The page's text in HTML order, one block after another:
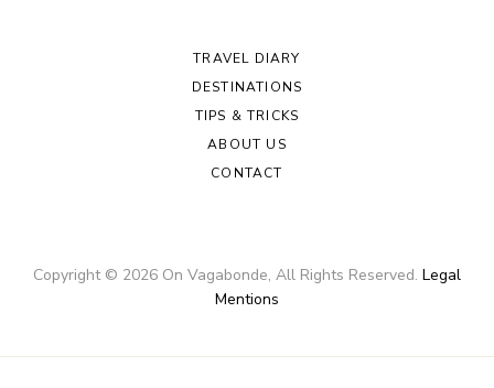
TRAVEL DIARY
DESTINATIONS
TIPS & TRICKS
ABOUT US
CONTACT
Copyright © 2026 On Vagabonde, All Rights Reserved. Legal
Mentions